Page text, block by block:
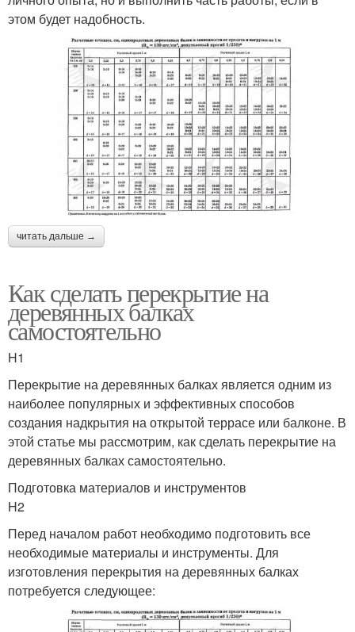
этом будет надобность.
читать дальше →
Как сделать перекрытие на
деревянных балках
самостоятельно
H1
Перекрытие на деревянных балках является одним из
наиболее популярных и эффективных способов
создания надкрытия на открытой террасе или балконе. В
этой статье мы рассмотрим, как сделать перекрытие на
деревянных балках самостоятельно.
Подготовка материалов и инструментов
H2
Перед началом работ необходимо подготовить все
необходимые материалы и инструменты. Для
изготовления перекрытия на деревянных балках
потребуется следующее: